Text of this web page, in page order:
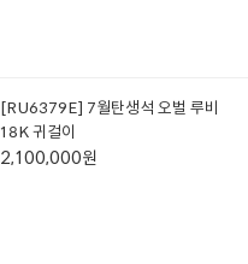
[RU6379E] 7월탄생석 오벌 루비
18K 귀걸이
2,100,000원